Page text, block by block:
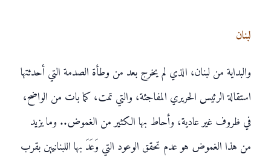
لبنان
والبداية من لبنان، الذي لم يخرج بعد من وطأة الصدمة التي أحدثتها
استقالة الرئيس الحريري المفاجئة، والتي تمت، كما بات من الواضح،
في ظروف غير عادية، وأحاط بها الكثير من الغموض.. وما يزيد
من هذا الغموض هو عدم تحقق الوعود التي وَعَدَ بها اللبنانيين بقرب